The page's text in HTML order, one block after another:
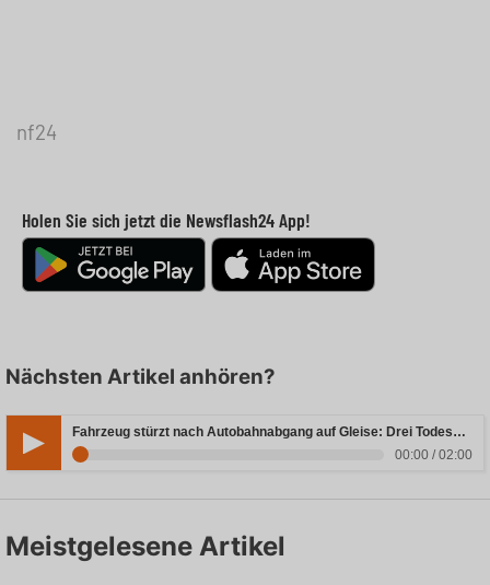
nf24
Holen Sie sich jetzt die Newsflash24 App!
Nächsten Artikel anhören?
Fahrzeug stürzt nach Autobahnabgang auf Gleise: Drei Todesopfer in Bayern
00:00 / 02:00
Meistgelesene Artikel